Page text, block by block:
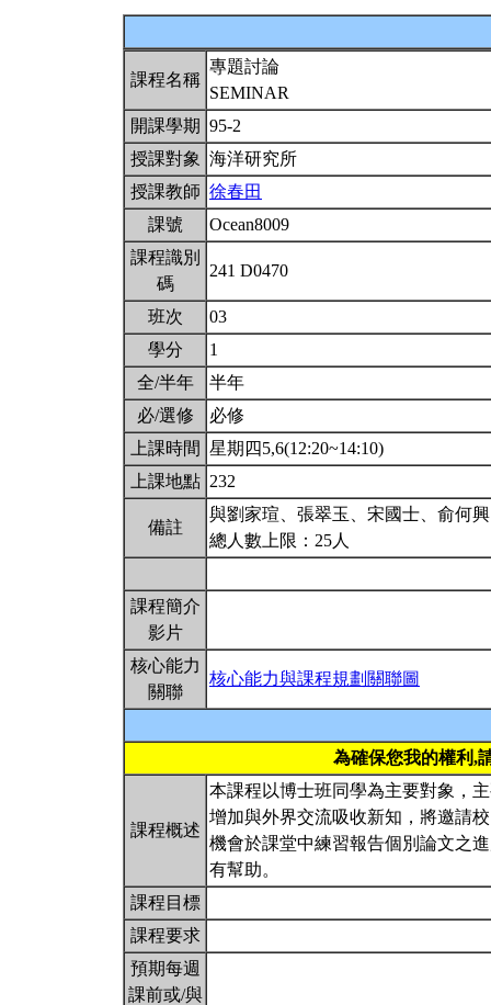
課程名稱
專題討論
SEMINAR
開課學期 95-2
授課對象 海洋研究所
授課教師 徐春田
課號
Ocean8009
課程識別
碼
241 D0470
班次
03
學分
1
全/半年
半年
必/選修
必修
上課時間 星期四5,6(12:20~14:10)
上課地點 232
備註
與劉家瑄、張翠玉、宋國士、俞何
總人數上限：25人
課程簡介
影片
核心能力
關聯
核心能力與課程規劃關聯圖
為確保您我的權利,
課程概述
本課程以博士班同學為主要對象，
增加與外界交流吸收新知，將邀請
機會於課堂中練習報告個別論文之
有幫助。
課程目標
課程要求
預期每週
課前或/與